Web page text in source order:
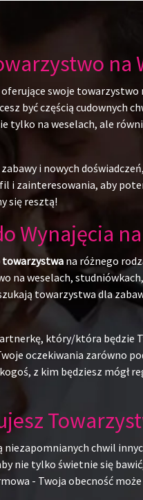
na
swoje
być częścią cudownych
tylko na weselach, ale
i nowych
zainteresowania, aby
się resztą!
Wynajęcia
towarzystwa na różnego
na weselach,
towarzystwa dla
który/która będzie
oczekiwania zarówno
z kim będziesz mógł
chwil
nie tylko świetnie się
- Twoja obecność